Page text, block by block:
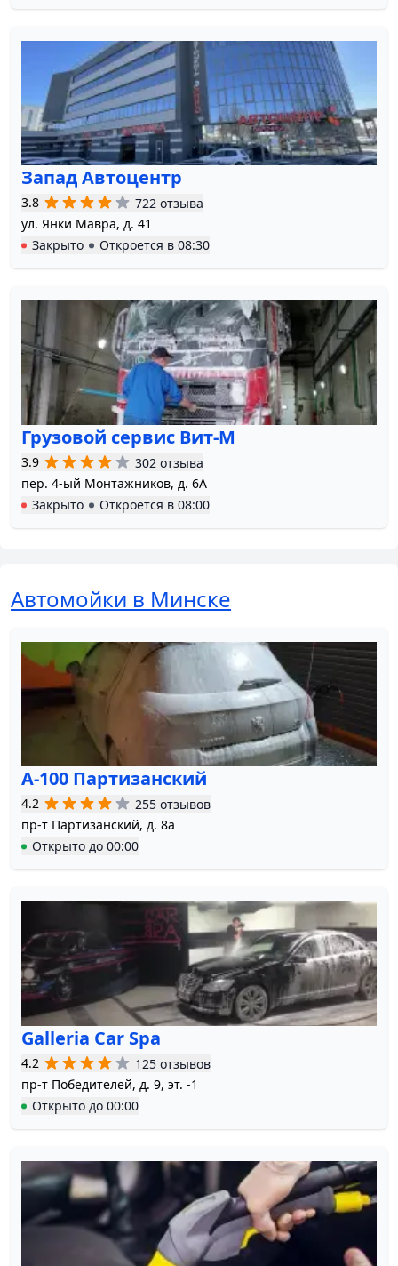
Запад Автоцентр
3.8
722 отзыва
ул. Янки Мавра, д. 41
Закрыто
Откроется в 08:30
Грузовой сервис Вит-М
3.9
302 отзыва
пер. 4-ый Монтажников, д. 6А
Закрыто
Откроется в 08:00
Автомойки в Минске
А-100 Партизанский
4.2
255 отзывов
пр-т Партизанский, д. 8а
Открыто до 00:00
Galleria Car Spa
4.2
125 отзывов
пр-т Победителей, д. 9, эт. -1
Открыто до 00:00